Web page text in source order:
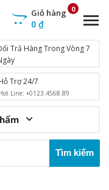
Trả Hàng Trong Vòng 7
Trợ 24/7
Line: +0123.4568.89
Giỏ hàng
0 ₫
0